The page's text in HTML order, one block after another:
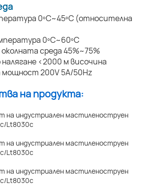
0ºC~45ºC (относителна
0ºC~60ºC
среда 45%~75%
<2000 м височина
мощност 200V 5A/50Hz
на продукта: